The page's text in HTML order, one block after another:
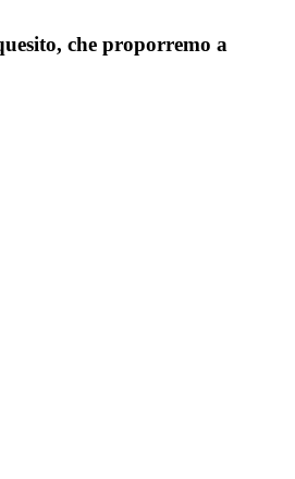
che proporremo a